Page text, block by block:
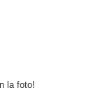
la foto!